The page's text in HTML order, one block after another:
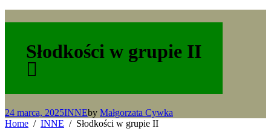
Słodkości w grupie II
24 marca, 2025INNEby Małgorzata Cywka
Home
INNE Słodkości w grupie II